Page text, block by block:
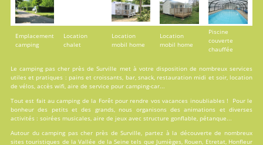
Emplacement
camping
Location
chalet
Location
mobil home
Location
mobil home
Piscine
couverte
chauffée
Le camping pas cher près de Surville met à votre disposition de nombreux services
utiles et pratiques : pains et croissants, bar, snack, restauration midi et soir, location
de vélos, accès wifi, aire de service pour camping-car...
Tout est fait aucamping de la Forêtpour rendre vos vacances inoubliables ! Pour le
bonheur des petits et des grands, nous organisons des animations et diverses
activités : soirées musicales, aire de jeux avec structure gonflable, pétanque...
Autour du camping pas cher près de Surville, partez à la découverte de nombreux
sites touristiques de la Vallée de la Seine tels que Jumièges, Rouen, Etretat, Honfleur